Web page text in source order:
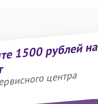
1500 рублей на
центра